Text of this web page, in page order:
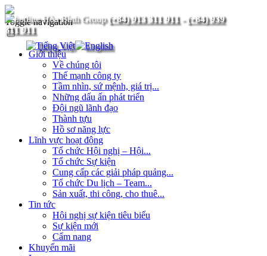
(+84) 913 311 911- (+84) 939
311 911
Toggle navigation
Giới thiệu
Về chúng tôi
Thế mạnh công ty
Tầm nhìn, sứ mệnh, giá trị...
Những dấu ấn phát triển
Đội ngũ lãnh đạo
Thành tựu
Hồ sơ năng lực
Lĩnh vực hoạt động
Tổ chức Hội nghị – Hội...
Tổ chức Sự kiện
Cung cấp các giải pháp quảng...
Tổ chức Du lịch – Team...
Sản xuất, thi công, cho thuê...
Tin tức
Hội nghị sự kiện tiêu biểu
Sự kiện mới
Cẩm nang
Khuyến mãi